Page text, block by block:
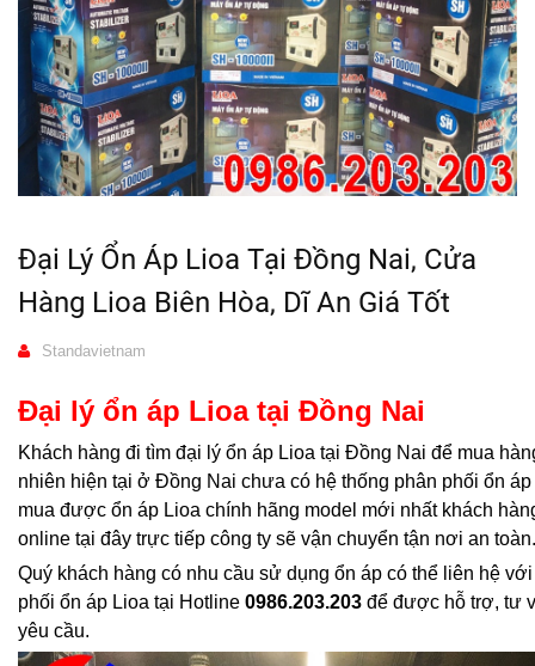
Đại Lý Ổn Áp Lioa Tại Đồng Nai, Cửa
Hàng Lioa Biên Hòa, Dĩ An Giá Tốt
Standavietnam
Đại lý ổn áp Lioa tại Đồng Nai
Khách hàng đi tìm đại lý ổn áp Lioa tại Đồng Nai để mua
nhiên hiện tại ở Đồng Nai chưa có hệ thống phân phối ổn
mua được ổn áp Lioa chính hãng model mới nhất khách
online tại đây trực tiếp công ty sẽ vận chuyển tận nơi an toàn.
Quý khách hàng có nhu cầu sử dụng ổn áp có thể liên hệ
phối ổn áp Lioa tại Hotline 0986.203.203 để được hỗ trợ, tư
yêu cầu.